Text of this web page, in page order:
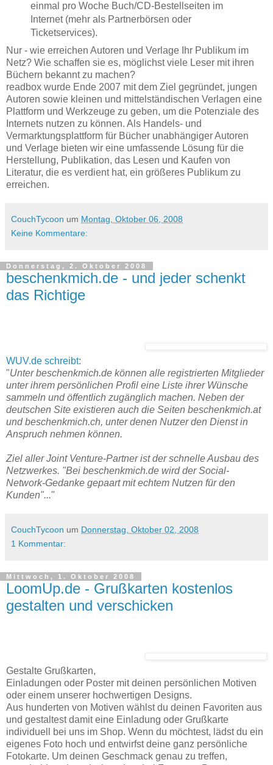
einmal pro Woche Buch/CD-Bestellseiten im
Internet (mehr als Partnerbörsen oder
Ticketservices).
Nur - wie erreichen Autoren und Verlage Ihr Publikum im
Netz? Wie schaffen sie es, möglichst viele Leser mit ihren
Büchern bekannt zu machen?
readbox wurde Ende 2007 mit dem Ziel gegründet, jungen
Autoren sowie kleinen und mittelständischen Verlagen eine
Plattform und Werkzeuge zu geben, um die Potenziale des
Internets nutzen zu können. Als Handels- und
Vermarktungsplattform für Bücher unabhängiger Autoren
und Verlage bieten wir eine umfassende Lösung für die
Herstellung, Publikation, das Lesen und Kaufen von
Literatur, die es verdient hat, ein größeres Publikum zu
erreichen.
CouchTycoon um Montag, Oktober 06, 2008
Keine Kommentare:
Donnerstag, 2. Oktober 2008
beschenkmich.de - und jeder schenkt
das Richtige
WUV.de schreibt:
"Unter beschenkmich.de können alle registrierten Mitglieder
unter ihrem persönlichen Profil eine Liste ihrer Wünsche
sammeln und öffentlich zugänglich machen. Neben der
deutschen Site existieren auch die Seiten beschenkmich.at
und beschenkmich.ch, unter denen Nutzer den Dienst in
Anspruch nehmen können.
Ziel aller Joint Venture-Partner ist der schnelle Ausbau des
Netzwerkes. "Bei beschenkmich.de wird der Social-
Network-Gedanke gepaart mit echtem Nutzen für den
Kunden"..."
CouchTycoon um Donnerstag, Oktober 02, 2008
1 Kommentar:
Mittwoch, 1. Oktober 2008
LoomUp.de - Grußkarten kostenlos
gestalten und verschicken
Gestalte Grußkarten,
Einladungen oder Poster mit deinen persönlichen Motiven
oder einem unserer hochwertigen Designs.
Aus hunderten von Motiven wählst du deinen Favoriten aus
und gestaltest damit eine Einladung oder Grußkarte
individuell bei uns im Shop. Wenn du möchtest, lädst du ein
eigenes Foto hoch und entwirfst deine ganz persönliche
Fotokarte. Um deinen Geschmack genau zu treffen,